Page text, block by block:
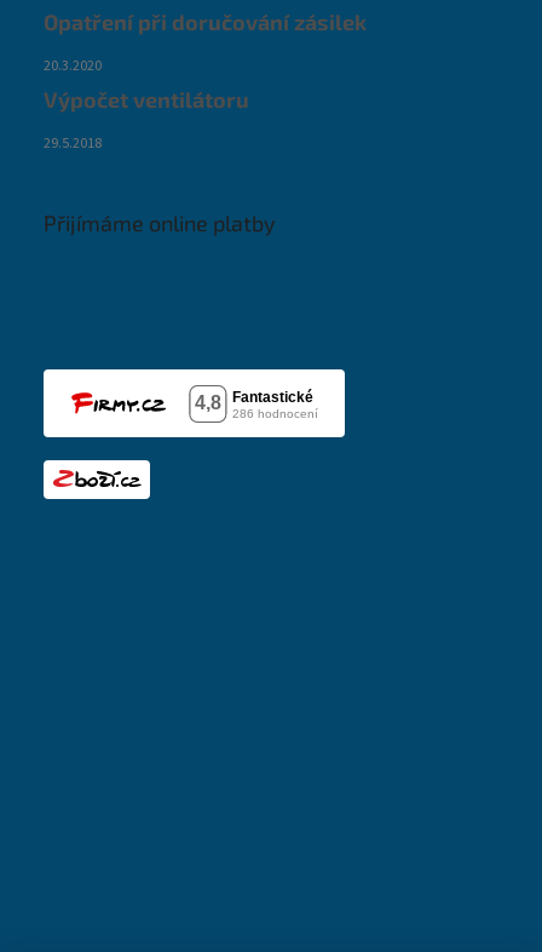
Opatření při doručování zásilek
20.3.2020
Výpočet ventilátoru
29.5.2018
Přijímáme online platby